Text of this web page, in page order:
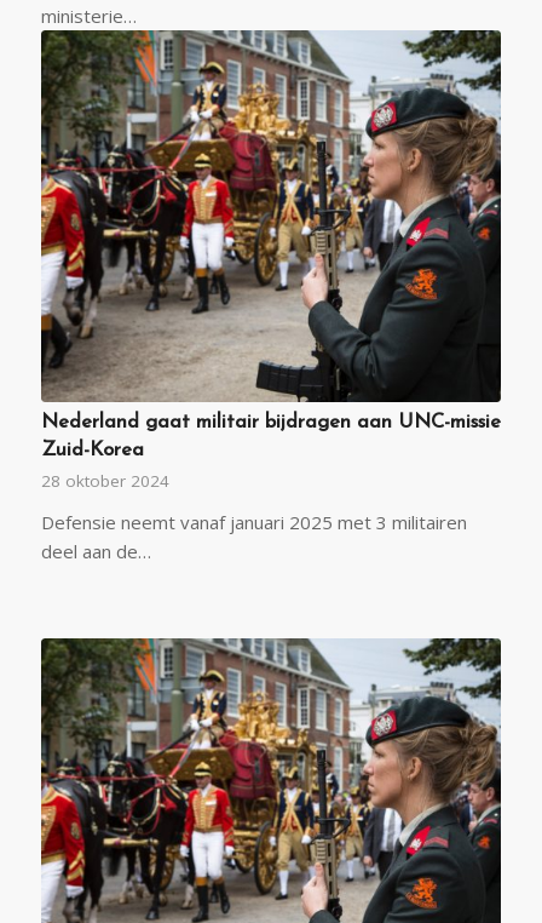
ministerie…
Nederland gaat militair bijdragen aan UNC-missie
Zuid-Korea
28 oktober 2024
Defensie neemt vanaf januari 2025 met 3 militairen
deel aan de…